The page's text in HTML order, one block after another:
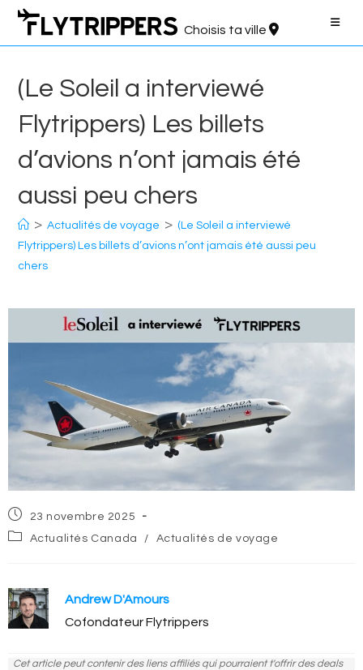
Aller
contenu
Choisis ta ville
(Le Soleil a interviewé
Flytrippers) Les billets
d’avions n’ont jamais été
aussi peu chers
> Actualités de voyage > (Le Soleil a interviewé
Flytrippers) Les billets d’avions n’ont jamais été aussi peu
chers
Post
published:
23 novembre 2025
PostActualités Canada / Actualités de voyage
Andrew D'Amours
Cofondateur Flytrippers
Cet article peut contenir des liens affiliés qui pourraient t'offrir des deals